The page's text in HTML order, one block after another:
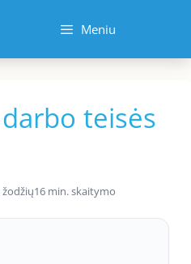
Meniu
teisės
žodžių16 min. skaitymo